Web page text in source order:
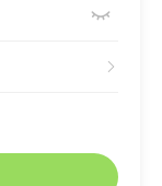

